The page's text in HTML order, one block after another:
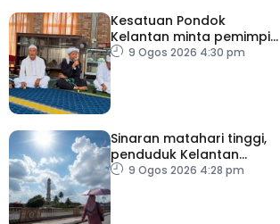
Kesatuan Pondok
Kelantan minta pemimpin
politik lebih berhemah
9 Ogos 2026 4:30 pm
Sinaran matahari tinggi,
penduduk Kelantan
hadkan aktiviti luar
9 Ogos 2026 4:28 pm